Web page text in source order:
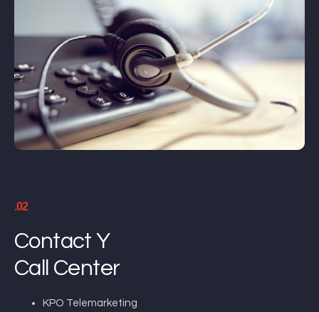
.02
Contact Y
Call Center
KPO Telemarketing